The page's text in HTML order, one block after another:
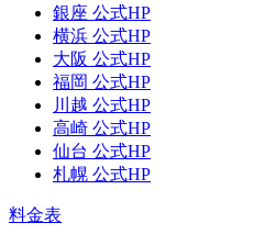
銀座 公式HP
横浜 公式HP
大阪 公式HP
福岡 公式HP
川越 公式HP
高崎 公式HP
仙台 公式HP
札幌 公式HP
料金表